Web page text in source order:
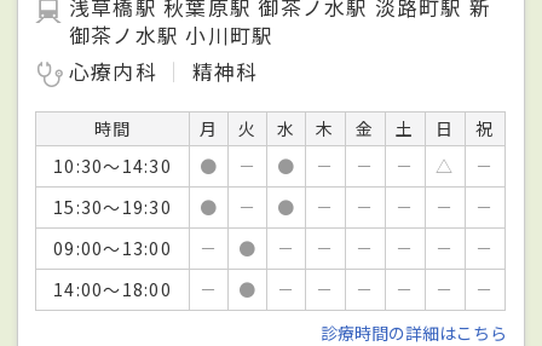
浅草橋駅 秋葉原駅 御茶ノ水駅 淡路町駅 新
御茶ノ水駅 小川町駅
心療内科
精神科
時間 月 火 水 木 金 土 日
祝
10:30～14:30
● － ● － － － △
－
15:30～19:30
● － ● － － － －
－
09:00～13:00
－ ● － － － － －
－
14:00～18:00
－ ● － － － － －
－
診療時間の詳細はこちら